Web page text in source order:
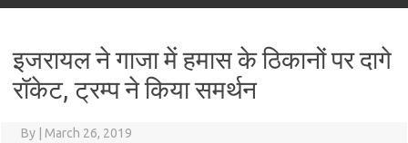
इजरायल ने गाजा में हमास के ठिकानों पर दागे
रॉकेट, ट्रम्प ने किया समर्थन
By March 26, 2019